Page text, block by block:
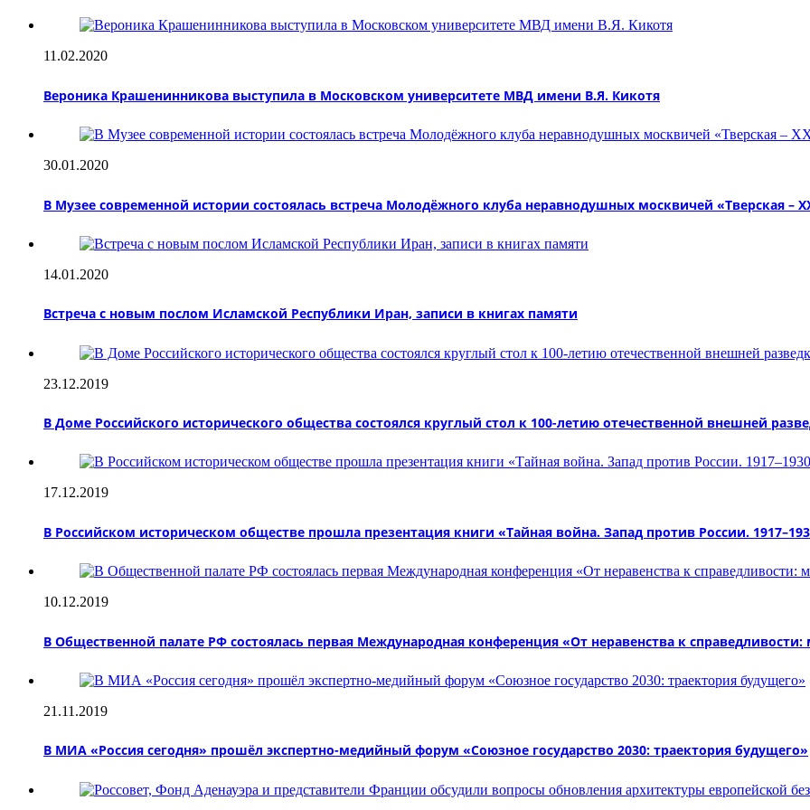
11.02.2020
Вероника Крашенинникова выступила в Московском университете МВД имени В.Я. Кикотя
30.01.2020
В Музее современной истории состоялась встреча Молодёжного клуба неравнодушных москвичей «Тверская –
14.01.2020
Встреча с новым послом Исламской Республики Иран, записи в книгах памяти
23.12.2019
В Доме Российского исторического общества состоялся круглый стол к 100-летию отечественной внешней
17.12.2019
В Российском историческом обществе прошла презентация книги «Тайная война. Запад против России.
10.12.2019
В Общественной палате РФ состоялась первая Международная конференция «От неравенства к
21.11.2019
В МИА «Россия сегодня» прошёл экспертно-медийный форум «Союзное государство 2030: траектория будущего»